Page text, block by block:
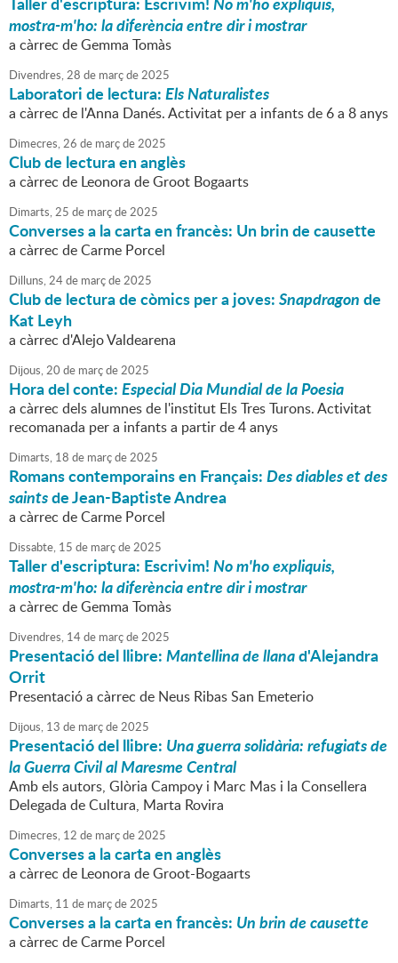
mostra-m'ho: la diferència entre dir i mostrar
a càrrec de Gemma Tomàs
Divendres,28 de marçde2025
Laboratori de lectura:Els Naturalistes
a càrrec de l'Anna Danés. Activitat per a infants de 6 a 8 anys
Dimecres,26 de marçde2025
Club de lectura en anglès
a càrrec de Leonora de Groot Bogaarts
Dimarts,25 de marçde2025
Converses a la carta en francès: Un brin de causette
a càrrec de Carme Porcel
Dilluns,24de marçde2025
Club de lectura de còmics per a joves:Snapdragonde
Kat Leyh
a càrrec d'Alejo Valdearena
Dijous,20 de marçde2025
Hora del conte:Especial Dia Mundial de la Poesia
a càrrec dels alumnes de l'institut Els Tres Turons. Activitat
recomanada per a infants a partir de 4 anys
Dimarts, 18 de marçde2025
Romans contemporains en Français:Des diables et des
saintsde Jean-Baptiste Andrea
a càrrec de Carme Porcel
Dissabte, 15 de marçde2025
Taller d'escriptura: Escrivim!No m'ho expliquis,
mostra-m'ho: la diferència entre dir i mostrar
a càrrec de Gemma Tomàs
Divendres, 14de marçde2025
Presentació del llibre:Mantellina de llanad'Alejandra
Orrit
Presentació a càrrec de Neus Ribas San Emeterio
Dijous, 13 de marçde2025
Presentació del llibre: Una guerra solidària: refugiats de
la Guerra Civil al Maresme Central
Amb els autors, Glòria Campoy i Marc Mas i la Consellera
Delegada de Cultura, Marta Rovira
Dimecres, 12 de marçde2025
Converses a la carta en anglès
a càrrec de Leonora de Groot-Bogaarts
Dimarts, 11 de marçde2025
Converses a la carta en francès: Un brin de causette
a càrrec de Carme Porcel